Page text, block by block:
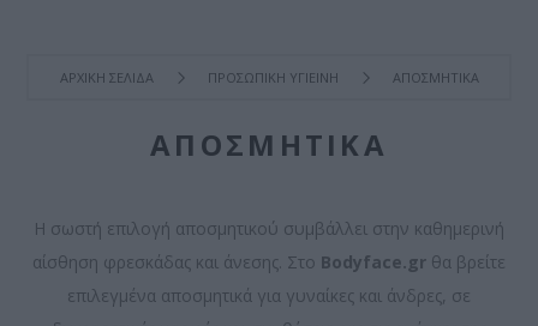
ΑΡΧΙΚΉ ΣΕΛΊΔΑ ΠΡΟΣΩΠΙΚΗ ΥΓΙΕΙΝΗ ΑΠΟΣΜΗΤΙΚΑ
ΑΠΟΣΜΗΤΙΚΑ
Η σωστή επιλογή αποσμητικού συμβάλλει στην καθημερινή
αίσθηση φρεσκάδας και άνεσης. Στο Bodyface.gr θα βρείτε
επιλεγμένα αποσμητικά για γυναίκες και άνδρες, σε